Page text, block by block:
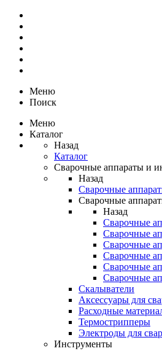
Меню
Поиск
Меню
Каталог
Назад
Каталог
Сварочные аппараты и
Назад
Сварочные
Сварочные
Назад
Сварочные
Сварочные
Сварочные
Сварочные
Сварочные
Cварочные
Скалыватели
Аксессуары для
Расходные
Термострипперы
Электроды для
Инструменты